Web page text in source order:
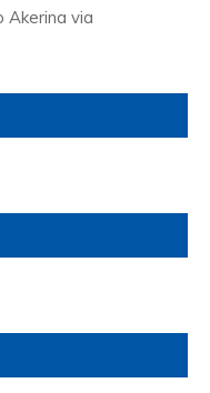
Akerina via